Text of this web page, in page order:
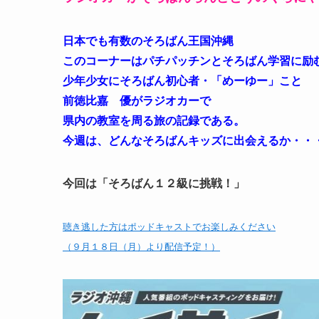
日本でも有数のそろばん王国沖縄
このコーナーはパチパッチンとそろばん学習に励
少年少女にそろばん初心者・「めーゆー」こと
前徳比嘉 優がラジオカーで
県内の教室を周る旅の記録である。
今週は、どんなそろばんキッズに出会えるか・・
今回は「そろばん１２級に挑戦！」
聴き逃した方はポッドキャストでお楽しみください
（９月１８日（月）より配信予定！）